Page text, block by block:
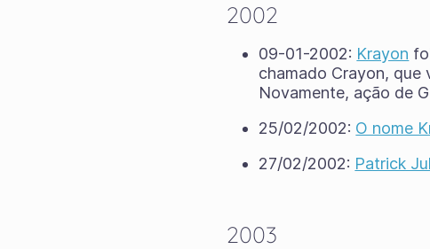
2002
09-01-2002: Krayon
chamado Crayon, que
Novamente, ação de
25/02/2002: O nome
27/02/2002: Patrick
2003